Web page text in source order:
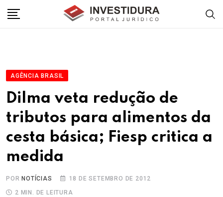
AGÊNCIA BRASIL
Dilma veta redução de
tributos para alimentos da
cesta básica; Fiesp critica a
medida
POR NOTÍCIAS
18 DE SETEMBRO DE 2012
2 MIN. DE LEITURA